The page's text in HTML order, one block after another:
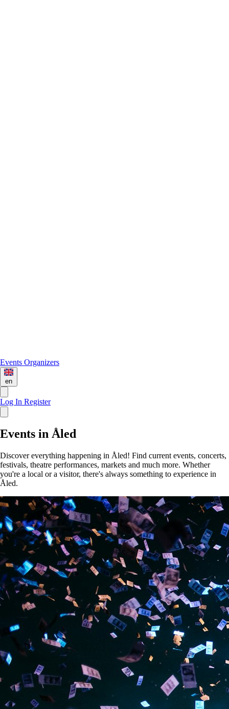
Events Organizers
en
Log In Register
Events in Åled
Discover everything happening in Åled! Find current events, concerts,
festivals, theatre performances, markets and much more. Whether
you're a local or a visitor, there's always something to experience in
Åled.